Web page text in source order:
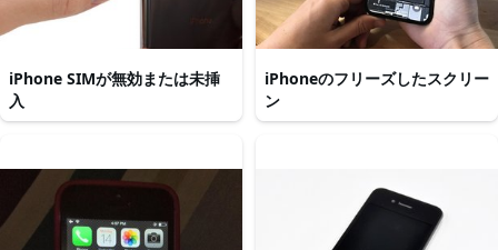
iPhone SIMが無効または未挿
入
iPhoneのフリーズしたスクリー
ン